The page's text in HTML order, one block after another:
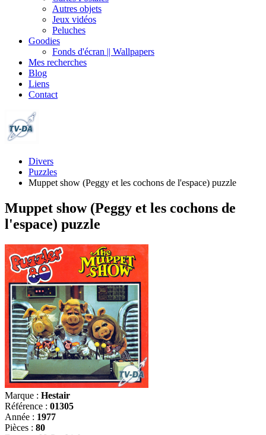
Autres objets
Jeux vidéos
Peluches
Goodies
Fonds d'écran || Wallpapers
Mes recherches
Blog
Liens
Contact
Divers
Puzzles
Muppet show (Peggy et les cochons de l'espace) puzzle
Muppet show (Peggy et les cochons de
l'espace) puzzle
Marque : Hestair
Référence : 01305
Année : 1977
Pièces : 80